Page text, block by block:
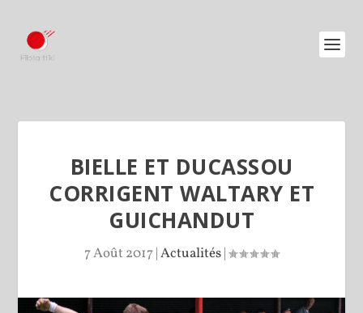
BIELLE ET DUCASSOU
CORRIGENT WALTARY ET
GUICHANDUT
7 Août 2017|Actualités|